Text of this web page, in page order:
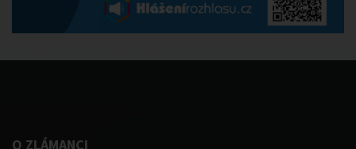
O ZLÁMANCI